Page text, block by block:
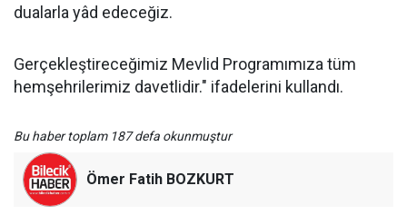
dualarla yâd edeceğiz.
Gerçekleştireceğimiz Mevlid Programımıza tüm
hemşehrilerimiz davetlidir." ifadelerini kullandı.
Bu haber toplam 187 defa okunmuştur
Ömer Fatih BOZKURT